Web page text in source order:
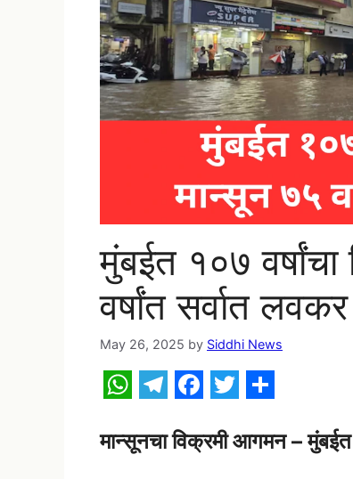
मुंबईत १०७
वर्षांत सर्वात
May 26, 2025 by Siddhi News
h e a w h
मान्सूनचा विक्रमी आगमन –